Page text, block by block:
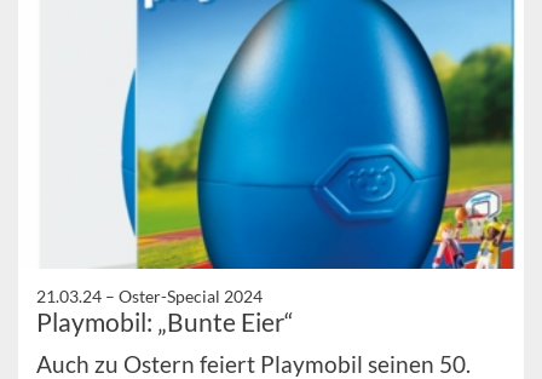
21.03.24 – Oster-Special 2024
Playmobil: „Bunte Eier“
Auch zu Ostern feiert Playmobil seinen 50.